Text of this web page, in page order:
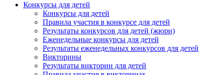
Конкурсы для детей
Конкурсы для детей
Правила участия в конкурсе для детей
Результаты конкурсов для детей (жюри)
Еженедельные конкурсы для детей
Результаты еженедельных конкурсов для детей
Викторины
Результаты викторин для детей